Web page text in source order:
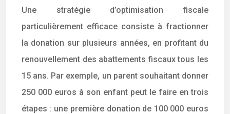
Une stratégie d’optimisation fiscale
particulièrement efficace consiste à fractionner
la donation sur plusieurs années, en profitant du
renouvellement des abattements fiscaux tous les
15 ans. Par exemple, un parent souhaitant donner
250 000 euros à son enfant peut le faire en trois
étapes : une première donation de 100 000 euros